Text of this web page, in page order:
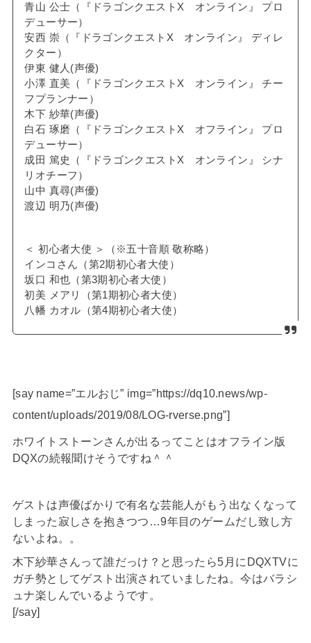
青山 公士（『ドラゴンクエストX オンライン』 プロ
デューサー）
安西 崇（『ドラゴンクエストX オンライン』 ディレ
クター）
伊東 健人(声優)
小澤 直美（『ドラゴンクエストX オンライン』 チー
フプランナー）
木下 紗華(声優)
白石 琢磨（『ドラゴンクエストX オフライン』 プロ
デューサー）
成田 篤史（『ドラゴンクエストX オンライン』 シナ
リオチーフ）
山中 真尋(声優)
渡辺 明乃(声優)
＜ 初心者大使 ＞（※五十音順 敬称略）
インコさん（第2期初心者大使）
坂口 和也（第3期初心者大使）
初美 メアリ（第1期初心者大使）
八幡 カオル（第4期初心者大使）
[say name=”エルおじ” img=”https://dq10.news/wp-
content/uploads/2019/08/LOG-rverse.png”]
ホワイトストーンさんが出るってことはオフライン版
DQXの続報聞けそうですね＾＾
ゲストは声優ばかりで有名な芸能人がもう出なくなって
しまった寂しさを抱きつつ…9年目のゲームだし致し方
ないよね。。
木下紗華さんって誰だっけ？と思ったら5月にDQXTVに
ガチ勢としてゲスト出演されていましたね。今はバラシ
ュナ楽しんでいるようです。
[/say]